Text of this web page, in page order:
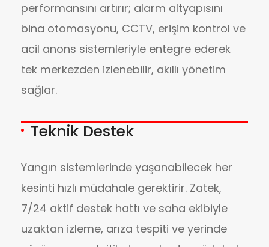
performansını artırır; alarm altyapısını
bina otomasyonu, CCTV, erişim kontrol ve
acil anons sistemleriyle entegre ederek
tek merkezden izlenebilir, akıllı yönetim
sağlar.
Teknik Destek
Yangın sistemlerinde yaşanabilecek her
kesinti hızlı müdahale gerektirir. Zatek,
7/24 aktif destek hattı ve saha ekibiyle
uzaktan izleme, arıza tespiti ve yerinde